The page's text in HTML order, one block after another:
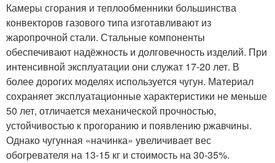
Камеры сгорания и теплообменники большинства
конвекторов газового типа изготавливают из
жаропрочной стали. Стальные компоненты
обеспечивают надёжность и долговечность изделий. При
интенсивной эксплуатации они служат 17-20 лет. В
более дорогих моделях используется чугун. Материал
сохраняет эксплуатационные характеристики не меньше
50 лет, отличается механической прочностью,
устойчивостью к прогоранию и появлению ржавчины.
Однако чугунная «начинка» увеличивает вес
обогревателя на 13-15 кг и стоимость на 30-35%.